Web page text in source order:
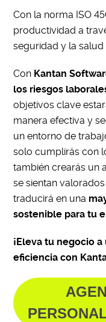
Con la norma ISO
productividad a
seguridad y la
Con Kantan
los riesgos
objetivos clave
manera efectiva y
un entorno de
solo cumplirás con
también crearás un
se sientan
traducirá en una
sostenible para tu
¡Eleva tu negocio
eficiencia con